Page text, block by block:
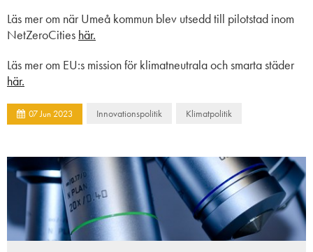
Läs mer om närUmeå kommun blev utsedd till pilotstad inom
NetZeroCities här.
Läs merom EU:s mission för klimatneutrala och smarta städer
här.
07Jun 2023 Innovationspolitik Klimatpolitik